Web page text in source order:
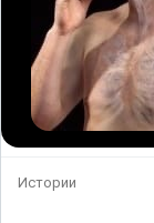
Истории